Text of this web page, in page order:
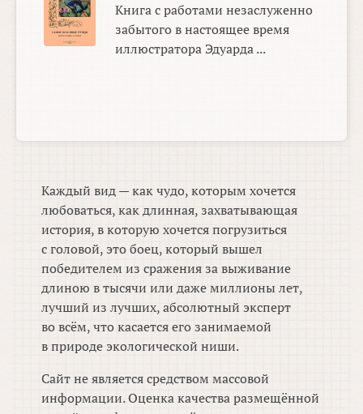
Книга с работами незаслуженно
забытого в настоящее время
иллюстратора Эдуарда ...
Каждый вид — как чудо, которым хочется
любоваться, как длинная, захватывающая
история, в которую хочется погрузиться
с головой, это боец, который вышел
победителем из сражения за выживание
длиною в тысячи или даже миллионы лет,
лучший из лучших, абсолютный эксперт
во всём, что касается его занимаемой
в природе экологической ниши.
Сайт не является средством массовой
информации. Оценка качества размещённой